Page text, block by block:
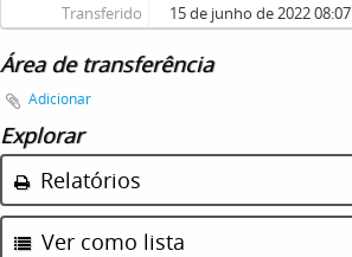
Transferido 15 de junho de 2022 08:07
Área de transferência
Adicionar
Explorar
Relatórios
Ver como lista